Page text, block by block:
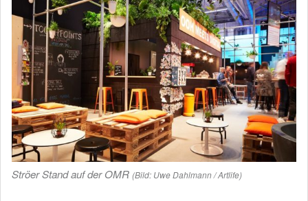
Ströer Stand auf der OMR (Bild: Uwe Dahlmann / Artlife)